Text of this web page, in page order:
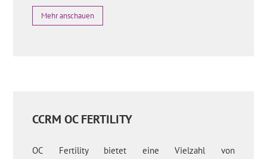
Mehr anschauen
CCRM OC FERTILITY
OC Fertility bietet eine Vielzahl von